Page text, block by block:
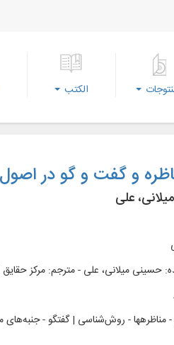
الكتب
و گفت و گو در
علی
حسینی میلانی، علی - مترجم: مرکز
- مناظره‏ها - روش‌شناسی | گفتگو -